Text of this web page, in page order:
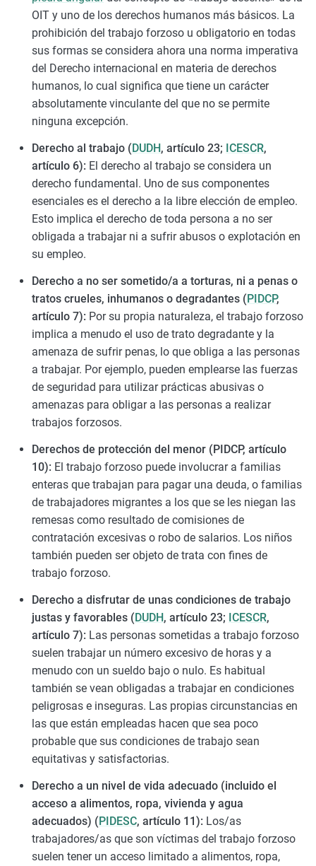
OIT y uno de los derechos humanos más básicos. La
prohibición del trabajo forzoso u obligatorio en todas
sus formas se considera ahora una norma imperativa
del Derecho internacional en materia de derechos
humanos, lo cual significa que tiene un carácter
absolutamente vinculante del que no se permite
ninguna excepción.
Derecho al trabajo (DUDH, artículo 23; ICESCR,
artículo 6): El derecho al trabajo se considera un
derecho fundamental. Uno de sus componentes
esenciales es el derecho a la libre elección de empleo.
Esto implica el derecho de toda persona a no ser
obligada a trabajar ni a sufrir abusos o explotación en
su empleo.
Derecho a no ser sometido/a a torturas, ni a penas o
tratos crueles, inhumanos o degradantes (PIDCP,
artículo 7): Por su propia naturaleza, el trabajo forzoso
implica a menudo el uso de trato degradante y la
amenaza de sufrir penas, lo que obliga a las personas
a trabajar. Por ejemplo, pueden emplearse las fuerzas
de seguridad para utilizar prácticas abusivas o
amenazas para obligar a las personas a realizar
trabajos forzosos.
Derechos de protección del menor (PIDCP, artículo
10): El trabajo forzoso puede involucrar a familias
enteras que trabajan para pagar una deuda, o familias
de trabajadores migrantes a los que se les niegan las
remesas como resultado de comisiones de
contratación excesivas o robo de salarios. Los niños
también pueden ser objeto de trata con fines de
trabajo forzoso.
Derecho a disfrutar de unas condiciones de trabajo
justas y favorables (DUDH, artículo 23; ICESCR,
artículo 7): Las personas sometidas a trabajo forzoso
suelen trabajar un número excesivo de horas y a
menudo con un sueldo bajo o nulo. Es habitual
también se vean obligadas a trabajar en condiciones
peligrosas e inseguras. Las propias circunstancias en
las que están empleadas hacen que sea poco
probable que sus condiciones de trabajo sean
equitativas y satisfactorias.
Derecho a un nivel de vida adecuado (incluido el
acceso a alimentos, ropa, vivienda y agua
adecuados) (PIDESC, artículo 11): Los/as
trabajadores/as que son víctimas del trabajo forzoso
suelen tener un acceso limitado a alimentos, ropa,